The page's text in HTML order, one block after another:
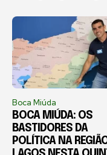
Boca Miúda
BOCA MIÚDA: OS
BASTIDORES DA
POLÍTICA NA